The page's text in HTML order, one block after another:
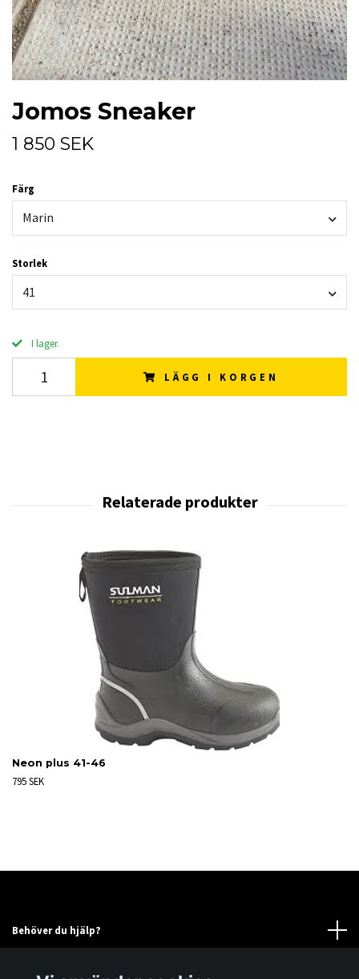
Jomos Sneaker
1 850 SEK
Färg
Marin
Storlek
41
I lager.
LÄGG I KORGEN
Neon plus 41-46
795 SEK
Behöver du hjälp?
Läs mer